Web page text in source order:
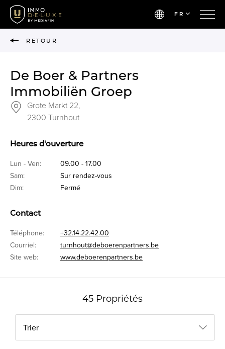
FR
RETOUR
De Boer & Partners
Immobiliën Groep
Grote Markt 22,
2300 Turnhout
Heures d'ouverture
Lun - Ven:
09.00 - 17.00
Sam:
Sur rendez-vous
Dim:
Fermé
Contact
Téléphone:
+32.14.22.42.00
Courriel:
turnhout@deboerenpartners.be
Site web:
www.deboerenpartners.be
45 Propriétés
Trier